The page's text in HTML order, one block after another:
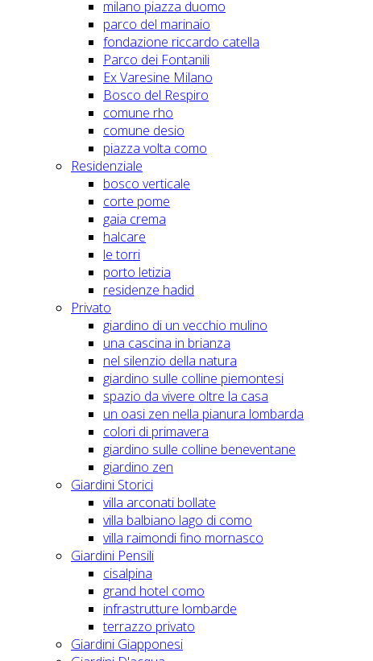
milano piazza duomo
parco del marinaio
fondazione riccardo catella
Parco dei Fontanili
Ex Varesine Milano
Bosco del Respiro
comune rho
comune desio
piazza volta como
Residenziale
bosco verticale
corte pome
gaia crema
halcare
le torri
porto letizia
residenze hadid
Privato
giardino di un vecchio mulino
una cascina in brianza
nel silenzio della natura
giardino sulle colline piemontesi
spazio da vivere oltre la casa
un oasi zen nella pianura lombarda
colori di primavera
giardino sulle colline beneventane
giardino zen
Giardini Storici
villa arconati bollate
villa balbiano lago di como
villa raimondi fino mornasco
Giardini Pensili
cisalpina
grand hotel como
infrastrutture lombarde
terrazzo privato
Giardini Giapponesi